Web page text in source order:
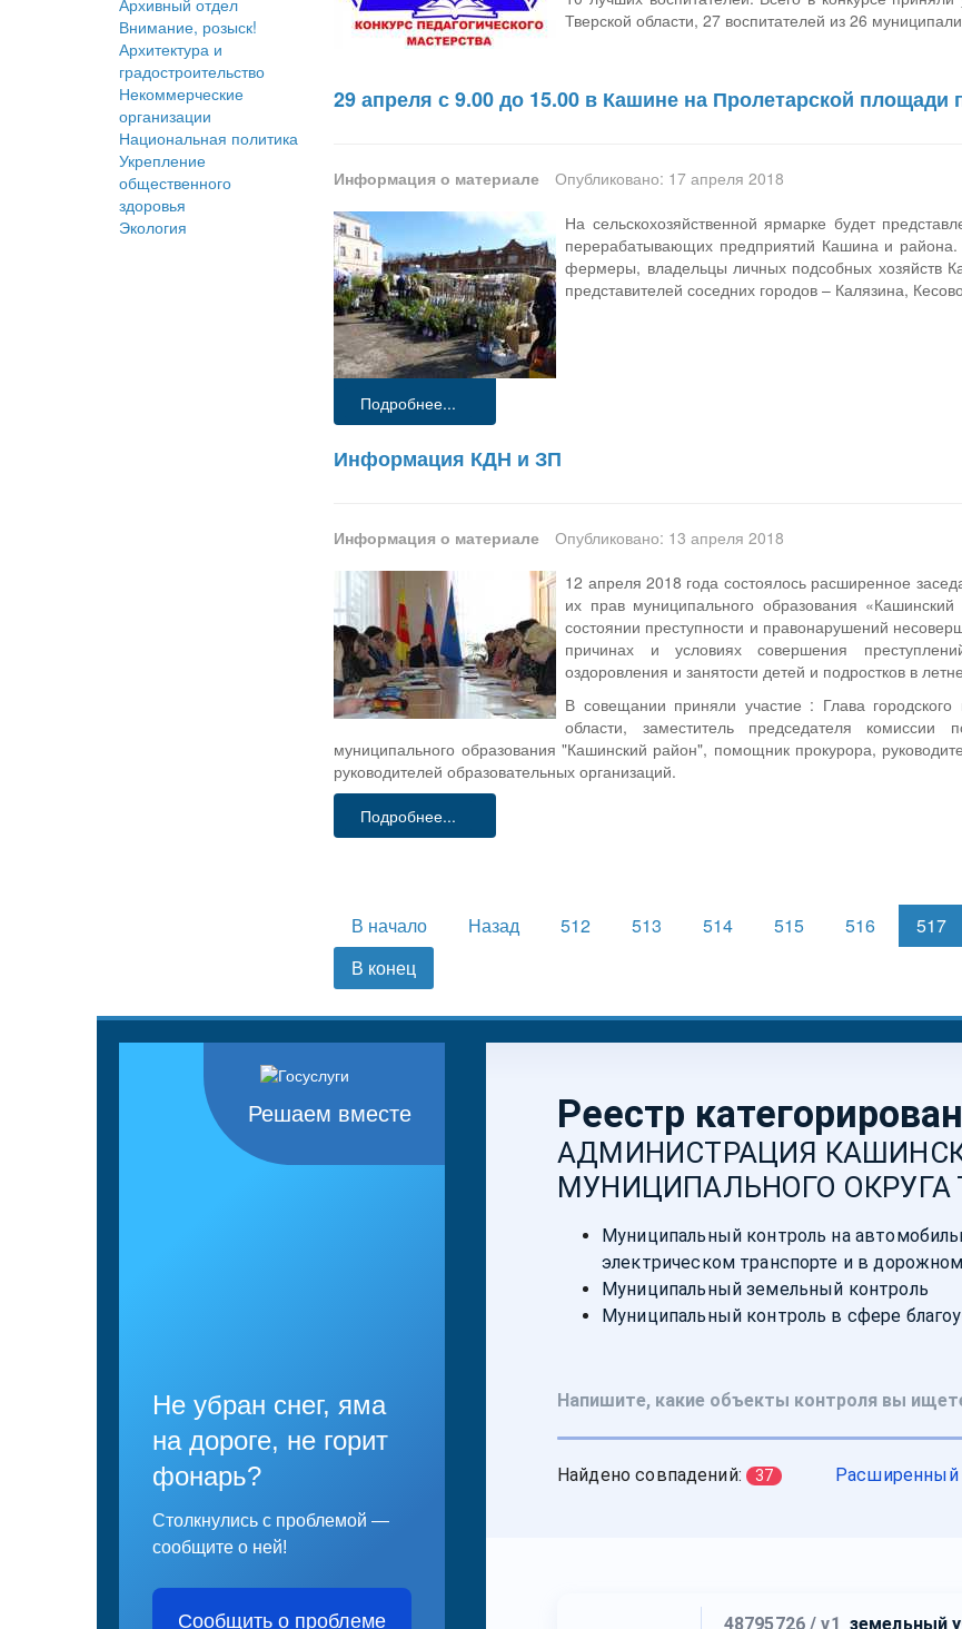
Архивный отдел
Внимание, розыск!
Архитектура и
градостроительство
Некоммерческие
организации
Национальная политика
Укрепление
общественного
здоровья
Экология
Тверской области, 27 воспитателей из 26
29 апреля с 9.00 до 15.00 в Кашине на Пролетарской площади
Информация о материале
Опубликовано: 17 апреля 2018
На сельскохозяйственной ярмарке будет
перерабатывающих предприятий Кашина и района.
фермеры, владельцы личных подсобных хозяйств
представителей соседних городов – Калязина,
Подробнее...
Информация КДН и ЗП
Информация о материале
Опубликовано: 13 апреля 2018
12 апреля 2018 года состоялось расширенное
их прав муниципального образования
состоянии преступности и правонарушений
причинах и условиях совершения
оздоровления и занятости детей и подростков в
В совещании приняли участие : Глава
области, заместитель председателя
муниципального образования "Кашинский район", помощник прокурора,
руководителей образовательных организаций.
Подробнее...
В начало Назад 512 513 514 515 516 517
В конец
Решаем вместе
Не убран снег, яма
на дороге, не горит
фонарь?
Столкнулись с проблемой —
сообщите о ней!
Сообщить о проблеме